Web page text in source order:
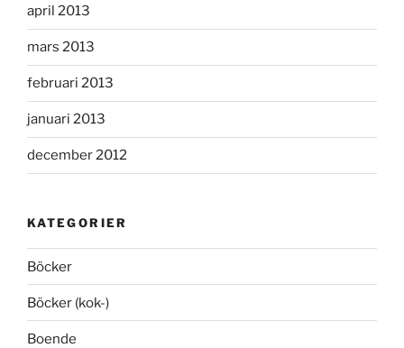
april 2013
mars 2013
februari 2013
januari 2013
december 2012
KATEGORIER
Böcker
Böcker (kok-)
Boende